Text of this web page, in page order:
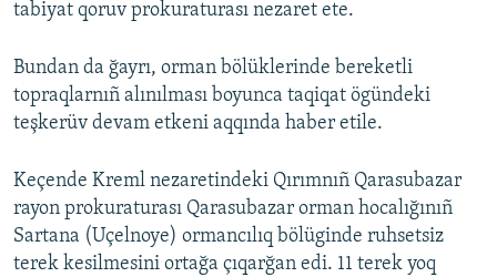
tabiyat qoruv prokuraturası nezaret ete.
Bundan da ğayrı, orman bölüklerinde bereketli
topraqlarnıñ alınılması boyunca taqiqat ögündeki
teşkerüv devam etkeni aqqında haber etile.
Keçende Kreml nezaretindeki Qırımnıñ Qarasubazar
rayon prokuraturası Qarasubazar orman hocalığınıñ
Sartana (Uçelnoye) ormancılıq bölüginde ruhsetsiz
terek kesilmesini ortağa çıqarğan edi. 11 terek yoq